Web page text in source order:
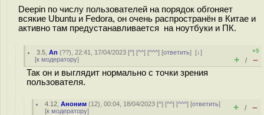
Deepin по числу пользователей на порядок обгоняет
всякие Ubuntu и Fedora, он очень распространён в Китае и
активно там предустанавливается на ноутбуки и ПК.
3.5 ,An (??), 22:41, 17/04/2023 [^] [^^] [^^^] [ответить][↓]
[к модератору]
+5
+ / –
Так он и выглядит нормально с точки зрения
пользователя.
4.12 ,Аноним (12), 00:04, 18/04/2023 [^] [^^] [^^^] [ответить]
[к модератору] + / –